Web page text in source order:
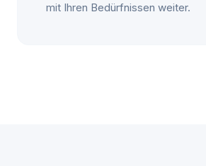
mit Ihren Bedürfnissen weiter.